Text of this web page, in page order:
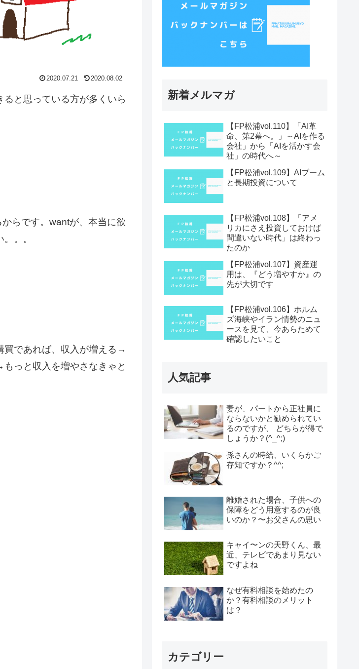
2020.07.21 2020.08.02
と思っている方が多くいら
らです。wantが、本当に欲
。。
買であれば、収入が増える→
っと収入を増やさなきゃと
新着メルマガ
【FP松浦vol.110】「AI革
命、第2幕へ。」～AIを作る
会社」から「AIを活かす会
社」の時代へ～
【FP松浦vol.109】AIブーム
と長期投資について
【FP松浦vol.108】「アメ
リカにさえ投資しておけば
間違いない時代」は終わっ
たのか
【FP松浦vol.107】資産運
用は、『どう増やすか』の
先が大切です
【FP松浦vol.106】ホルム
ズ海峡やイラン情勢のニュ
ースを見て、今あらためて
確認したいこと
人気記事
妻が、パートから正社員に
ならないかと勧められてい
るのですが、 どちらが得で
しょうか？(^_^;)
孫さんの時給、いくらかご
存知ですか？^^;
離婚された場合、子供への
保障をどう用意するのが良
いのか？〜お父さんの思い
キャイ〜ンの天野くん、最
近、テレビであまり見ない
ですよね
なぜ有料相談を始めたの
か？有料相談のメリット
は？
カテゴリー